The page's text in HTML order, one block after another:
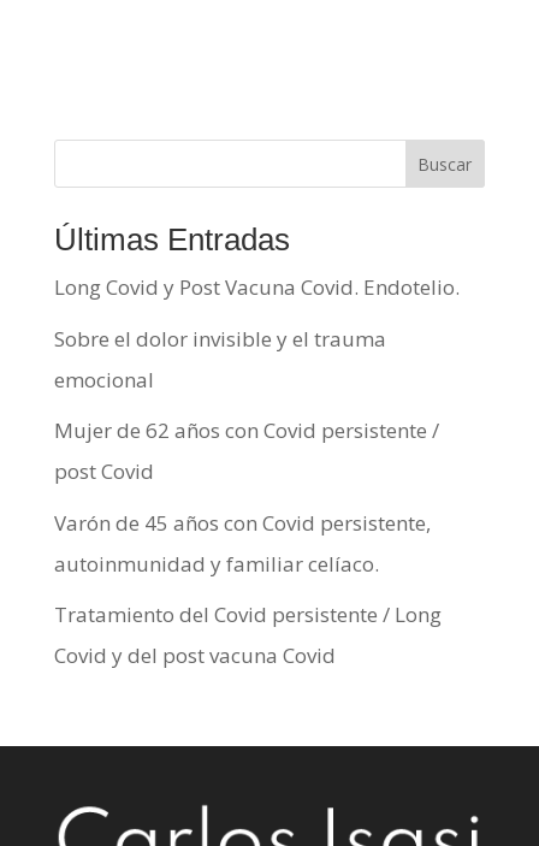
Buscar
Últimas Entradas
Long Covid y Post Vacuna Covid. Endotelio.
Sobre el dolor invisible y el trauma
emocional
Mujer de 62 años con Covid persistente /
post Covid
Varón de 45 años con Covid persistente,
autoinmunidad y familiar celíaco.
Tratamiento del Covid persistente / Long
Covid y del post vacuna Covid